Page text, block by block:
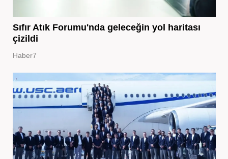
Sıfır Atık Forumu'nda geleceğin yol haritası
çizildi
Haber7